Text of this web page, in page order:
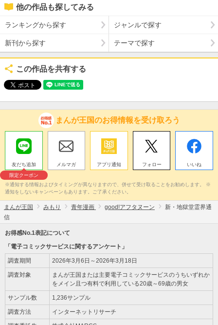
他の作品も探してみる
ランキングから探す ジャンルで探す
新刊から探す テーマで探す
この作品を共有する
まんが王国のお得情報を受け取ろう
友だち追加
限定クーポン
メルマガ アプリ通知 フォロー いいね
※通知する情報およびタイミングが異なりますので、併せて受け取ることをお勧めします。 ※
通知をしないキャンペーンもあります。ご了承ください。
まんが王国 みもり 青年漫画 good!アフタヌーン
新・地獄堂霊界通
信
お得感No.1表記について
「電子コミックサービスに関するアンケート」
調査期間 2026年3月6日～2026年3月18日
調査対象
まんが王国または主要電子コミックサービスのうちいずれか
をメイン且つ有料で利用している20歳～69歳の男女
サンプル数 1,236サンプル
調査方法 インターネットリサーチ